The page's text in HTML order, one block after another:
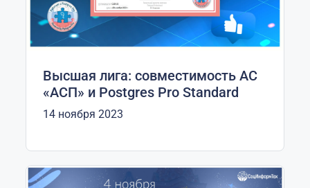
Высшая лига: совместимость АС
«АСП» и Postgres Pro Standard
14 ноября 2023